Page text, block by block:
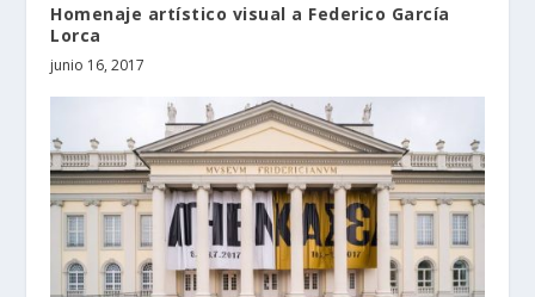
Homenaje artístico visual a Federico García
Lorca
junio 16, 2017